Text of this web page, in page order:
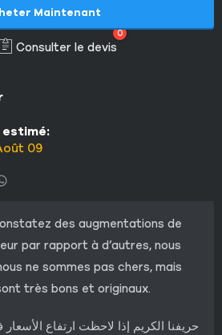
Consulter le devis
0
Maintenant
estimé:
09
des augmentations de
par rapport à d’autres, nous
ne sommes pas chers, mais
très bons et originaux.
حريفنا الكريم إذا لاحظت ارتفاع